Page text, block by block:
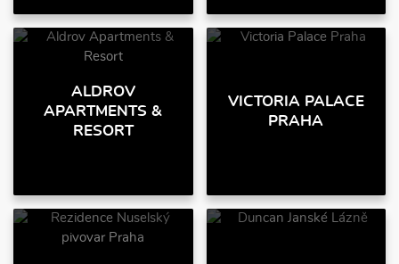
ALDROV
APARTMENTS &
RESORT
VICTORIA PALACE
PRAHA